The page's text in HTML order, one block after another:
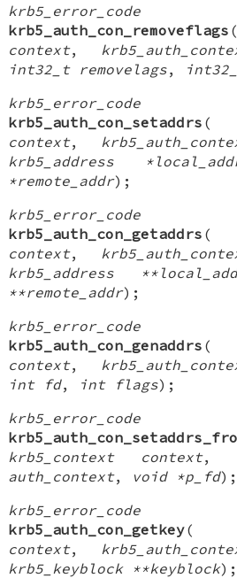
krb5_error_code
krb5_auth_con_removeflags
context,
int32_t removelags,
krb5_error_code
krb5_auth_con_setaddrs
context,
krb5_address
*remote_addr);
krb5_error_code
krb5_auth_con_getaddrs
context,
krb5_address
**remote_addr);
krb5_error_code
krb5_auth_con_genaddrs
context,
int fd, int flags);
krb5_error_code
krb5_context context,
auth_context, void *p_fd);
krb5_error_code
krb5_auth_con_getkey
context,
krb5_keyblock **keyblock);